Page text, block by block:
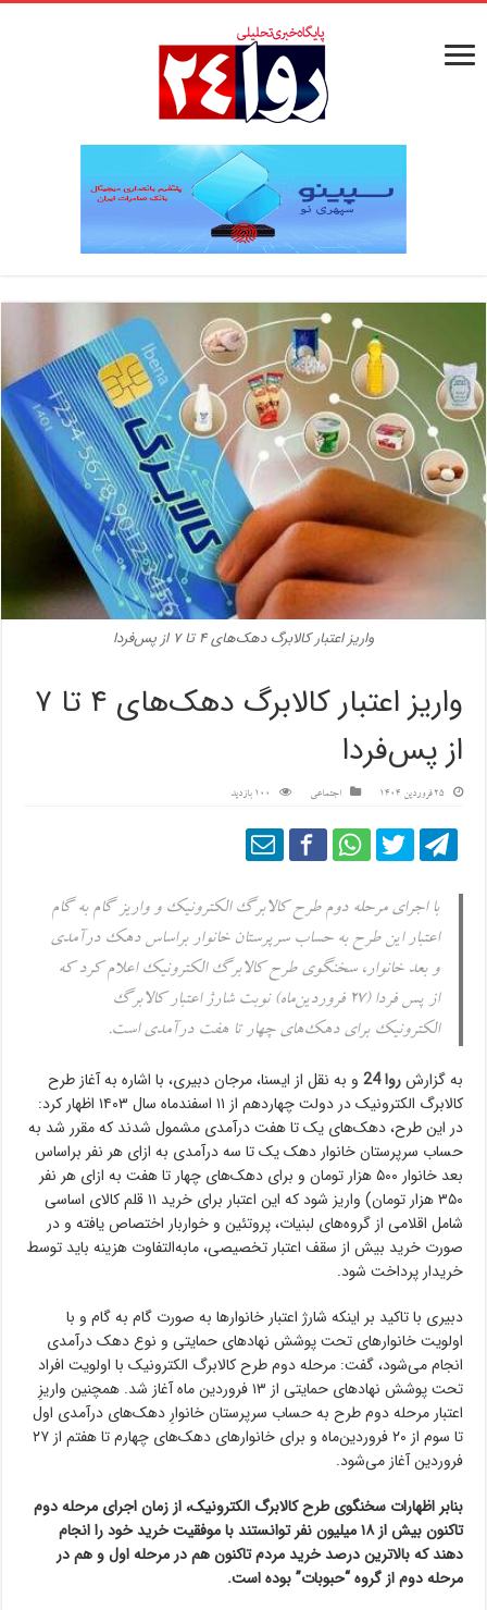
واریز اعتبار کالابرگ دهک‌های ۴ تا ۷ از پس‌فردا
واریز اعتبار کالابرگ دهک‌های ۴ تا ۷
از پس‌فردا
25 فروردین 1404 اجتماعی 100 بازدید
با اجرای مرحله دوم طرح کالابرگ الکترونیک و واریز گام به گام
اعتبار این طرح به حساب سرپرستان خانوار براساس دهک درآمدی
و بعد خانوار، سخنگوی طرح کالابرگ الکترونیک اعلام کرد که
از پس فردا (۲۷ فروردین‌ماه) نوبت شارژ اعتبار کالابرگ
الکترونیک برای دهک‌های چهار تا هفت درآمدی است.
به گزارشروا 24
و به نقل از ایسنا، مرجان دبیری، با اشاره به آغاز طرح
کالابرگ الکترونیک در دولت چهاردهم از ۱۱ اسفندماه سال ۱۴۰۳ اظهار کرد:
در این طرح،‌ دهک‌های یک تا هفت درآمدی مشمول شدند که مقرر شد به
حساب سرپرستان خانوار دهک یک تا سه درآمدی به ازای هر نفر براساس
بعد خانوار ۵۰۰ هزار تومان و برای دهک‌های چهار تا هفت به ازای هر نفر
۳۵۰ هزار تومان) واریز شود که این اعتبار برای خرید ۱۱ قلم کالای اساسی
شامل اقلامی از گروه‌های لبنیات، پروتئین و خواربار اختصاص یافته و در
صورت خرید بیش از سقف اعتبار تخصیصی، مابه‌التفاوت هزینه باید توسط
خریدار پرداخت شود.
دبیری با تاکید بر اینکه شارژ اعتبار خانوارها به صورت گام به گام و با
اولویت خانوارهای تحت پوشش نهادهای حمایتی و نوع دهک درآمدی
انجام می‌شود، گفت: مرحله دوم طرح کالابرگ الکترونیک با اولویت افراد
تحت پوشش نهادهای حمایتی از ۱۳ فروردین ماه آغاز شد. همچنین واریزِ
اعتبار مرحله دوم طرح به حساب سرپرستان خانوارِ دهک‌های درآمدی اول
تا سوم از ۲۰ فروردین‌ماه و برای خانوارهای دهک‌های چهارم تا هفتم از ۲۷
فروردین‌ آغاز می‌شود.
بنابر اظهارات سخنگوی طرح کالابرگ الکترونیک، از زمان اجرای مرحله دوم
تاکنون بیش از ۱۸ میلیون نفر توانستند با موفقیت خرید خود را انجام
دهند که بالاترین درصد خرید مردم تاکنون هم در مرحله اول و هم در
مرحله دوم از گروه “حبوبات” بوده است.